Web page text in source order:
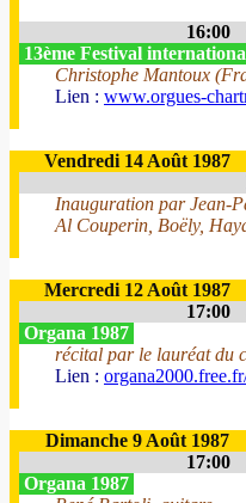
16:00
13ème Festival
Christophe Mantoux
Lien : www.orgues-
Vendredi 14 Août 1987
Inauguration par Jean-
Al Couperin, Boëly,
Mercredi 12 Août 1987
17:00
Organa 1987
récital par le lauréat du
Lien :
Dimanche 9 Août 1987
17:00
Organa 1987